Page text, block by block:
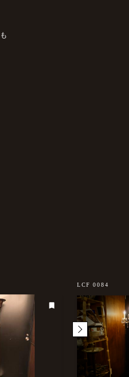
LCF 0084